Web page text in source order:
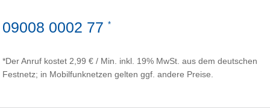
09008 0002 77 *
*Der Anruf kostet 2,99 € / Min. inkl. 19% MwSt. aus dem deutschen
Festnetz; in Mobilfunknetzen gelten ggf. andere Preise.